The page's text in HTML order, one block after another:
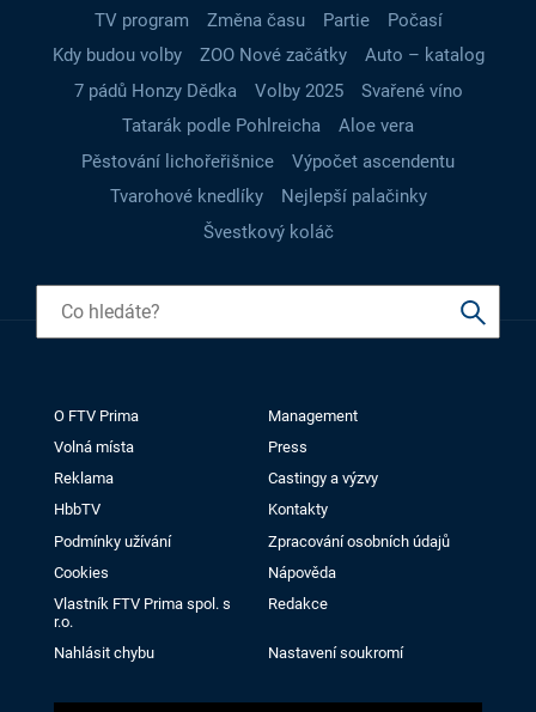
TV program
Změna času Partie
Počasí
Kdy budou volby
ZOO Nové začátky
Auto – katalog
7 pádů Honzy Dědka
Volby 2025
Svařené víno
Tatarák podle Pohlreicha
Aloe vera
Pěstování lichořeřišnice
Výpočet ascendentu
Tvarohové knedlíky
Nejlepší palačinky
Švestkový koláč
O FTV Prima
Management
Volná místa
Press
Reklama
Castingy a výzvy
HbbTV
Kontakty
Podmínky užívání
Zpracování osobních údajů
Cookies
Nápověda
Vlastník FTV Prima spol. s
r.o.
Redakce
Nahlásit chybu Nastavení soukromí